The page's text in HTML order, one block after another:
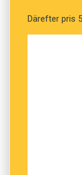
Därefter pris